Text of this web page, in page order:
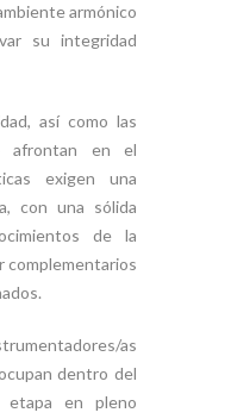
armónico
su integridad
así como las
afrontan en el
exigen una
con una sólida
de la
complementarios
as
dentro del
etapa en pleno